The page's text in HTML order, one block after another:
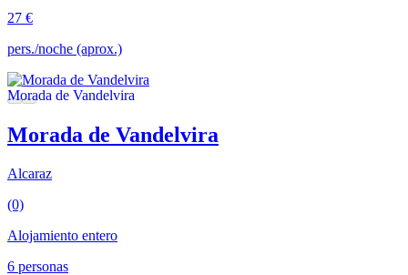
27 €
pers./noche (aprox.)
Morada de Vandelvira
Alcaraz
(0)
Alojamiento entero
6 personas